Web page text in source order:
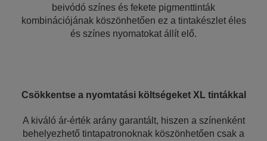
beivódó színes és fekete pigmenttinták
kombinációjának köszönhetően ez a tintakészlet éles
és színes nyomatokat állít elő.
Csökkentse a nyomtatási költségeket XL tintákkal
A kiváló ár-érték arány garantált, hiszen a színenként
behelyezhető tintapatronoknak köszönhetően csak a